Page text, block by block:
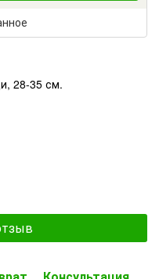
28-35 см.